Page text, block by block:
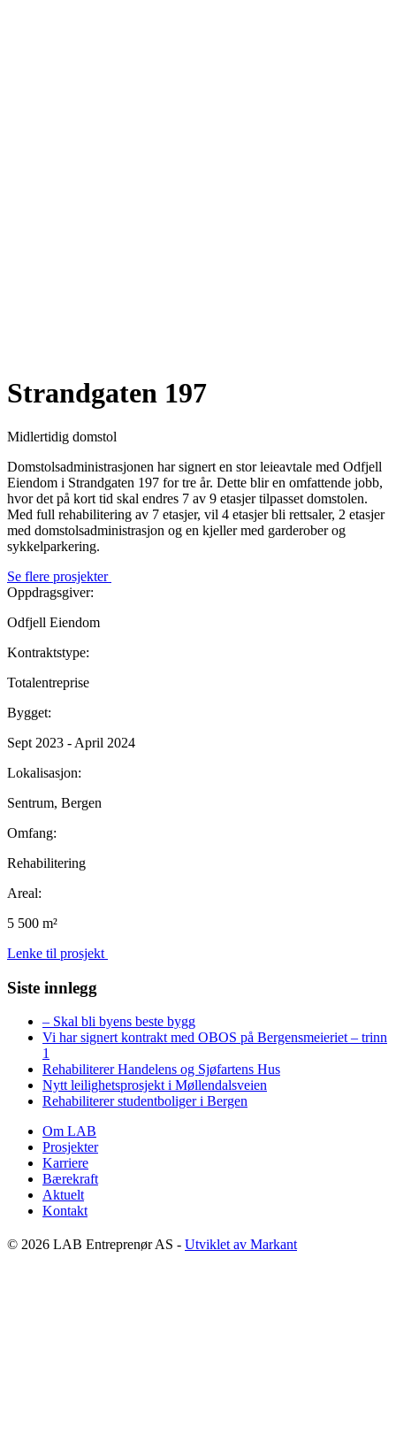
Strandgaten 197
Midlertidig domstol
Domstolsadministrasjonen har signert en stor leieavtale med Odfjell
Eiendom i Strandgaten 197 for tre år. Dette blir en omfattende jobb,
hvor det på kort tid skal endres 7 av 9 etasjer tilpasset domstolen.
Med full rehabilitering av 7 etasjer, vil 4 etasjer bli rettsaler, 2 etasjer
med domstolsadministrasjon og en kjeller med garderober og
sykkelparkering.
Se flere prosjekter
Oppdragsgiver:
Odfjell Eiendom
Kontraktstype:
Totalentreprise
Bygget:
Sept 2023 - April 2024
Lokalisasjon:
Sentrum, Bergen
Omfang:
Rehabilitering
Areal:
5 500 m²
Lenke til prosjekt
Siste innlegg
– Skal bli byens beste bygg
Vi har signert kontrakt med OBOS på Bergensmeieriet – trinn
1
Rehabiliterer Handelens og Sjøfartens Hus
Nytt leilighetsprosjekt i Møllendalsveien
Rehabiliterer studentboliger i Bergen
Om LAB
Prosjekter
Karriere
Bærekraft
Aktuelt
Kontakt
© 2026 LAB Entreprenør AS - Utviklet av Markant